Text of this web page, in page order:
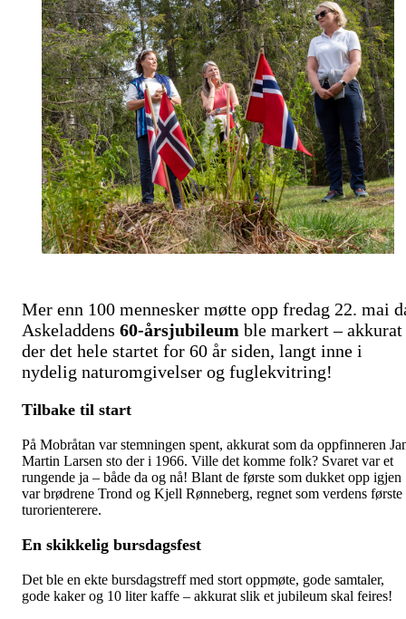
Mer enn 100 mennesker møtte opp fredag 22. mai
Askeladdens 60-årsjubileum ble markert – akkurat
der det hele startet for 60 år siden, langt inne i
nydelig naturomgivelser og fuglekvitring!
Tilbake til start
På Mobråtan var stemningen spent, akkurat som da oppfinneren
Martin Larsen sto der i 1966. Ville det komme folk? Svaret var et
rungende ja – både da og nå! Blant de første som dukket opp igjen
var brødrene Trond og Kjell Rønneberg, regnet som verdens første
turorienterere.
En skikkelig bursdagsfest
Det ble en ekte bursdagstreff med stort oppmøte, gode samtaler,
gode kaker og 10 liter kaffe – akkurat slik et jubileum skal feires!